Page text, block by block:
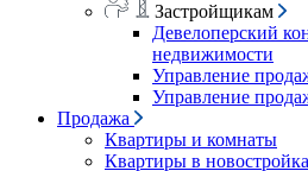
Застройщикам
Девелоперский
недвижимости
Управление
Управление
Продажа
Квартиры и комнаты
Квартиры в